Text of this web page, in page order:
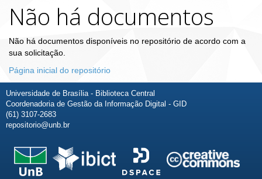
Não há documentos
Não há documentos disponíveis no repositório de acordo com a
sua solicitação.
Página inicial do repositório
Universidade de Brasília - Biblioteca Central
Coordenadoria de Gestão da Informação Digital - GID
(61) 3107-2683
repositorio@unb.br